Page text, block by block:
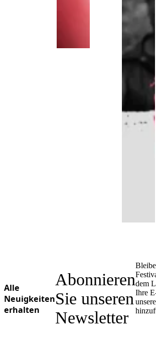
Alle
Neuigkeiten
erhalten
Abonnieren
Sie unseren
Newsletter
dem
Ihre